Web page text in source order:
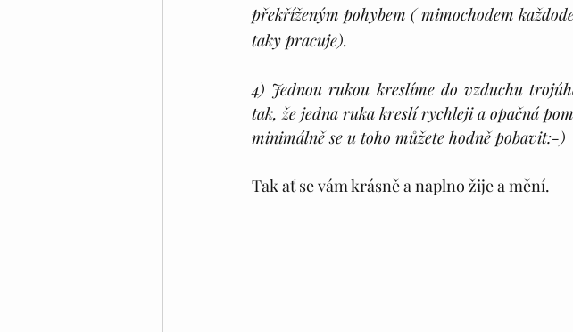
překříženým pohybem ( mimochodem
taky pracuje).
4) Jednou rukou kreslíme do vzduchu
tak, že jedna ruka kreslí rychleji a opačná
minimálně se u toho můžete hodně pobavit:-)
Tak ať se vám krásně a naplno žije a mění.